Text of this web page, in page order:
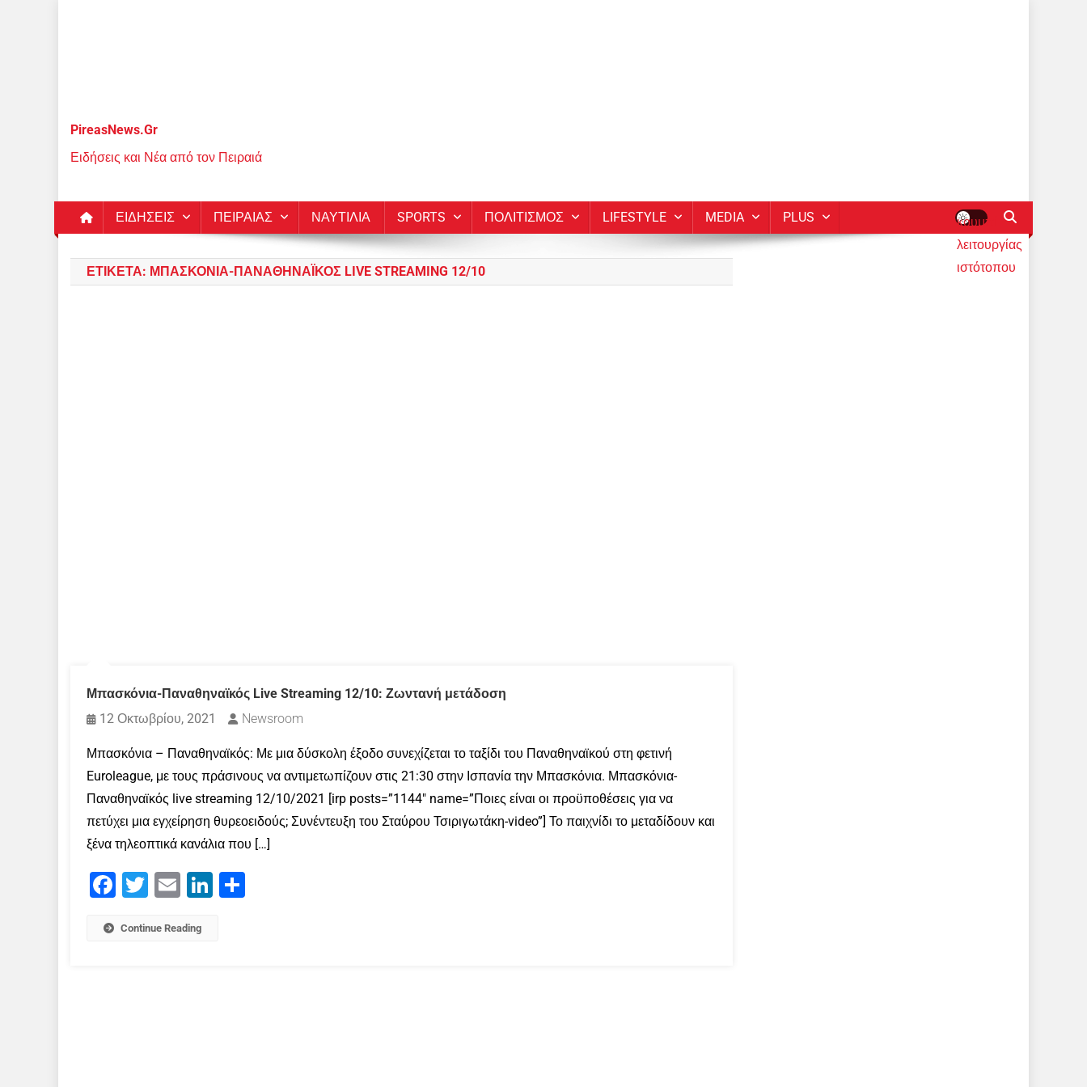
PireasNews.Gr
Ειδήσεις και Νέα από τον Πειραιά
ΕΙΔΗΣΕΙΣ ΠΕΙΡΑΙΑΣ ΝΑΥΤΙΛΙΑ SPORTS ΠΟΛΙΤΙΣΜΟΣ LIFESTYLE MEDIA PLUS
κουμπί
λειτουργίας
ιστότοπου
ΕΤΙΚΈΤΑ: ΜΠΑΣΚΌΝΙΑ-ΠΑΝΑΘΗΝΑΪΚΌΣ LIVE STREAMING 12/10
Μπασκόνια-Παναθηναϊκός Live Streaming 12/10: Ζωντανή μετάδοση
12 Οκτωβρίου, 2021
Newsroom
Μπασκόνια – Παναθηναϊκός: Με μια δύσκολη έξοδο συνεχίζεται το ταξίδι του Παναθηναϊκού στη φετινή
Euroleague, με τους πράσινους να αντιμετωπίζουν στις 21:30 στην Ισπανία την Μπασκόνια. Μπασκόνια-
Παναθηναϊκός live streaming 12/10/2021 [irp posts=”1144″ name=”Ποιες είναι οι προϋποθέσεις για να
πετύχει μια εγχείρηση θυρεοειδούς; Συνέντευξη του Σταύρου Τσιριγωτάκη-video”] Το παιχνίδι το μεταδίδουν και
ξένα τηλεοπτικά κανάλια που […]
Facebook
Twitter Email LinkedIn
Continue Reading